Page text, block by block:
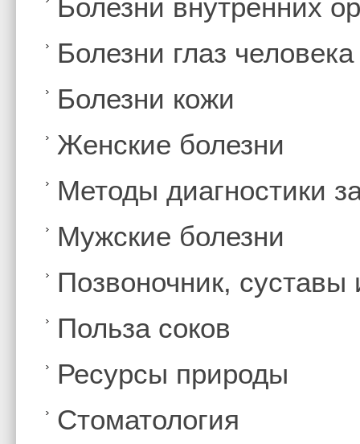
Болезни внутренних
Болезни глаз человека
Болезни кожи
Женские болезни
Методы диагностики
Мужские болезни
Позвоночник,
Польза соков
Ресурсы природы
Стоматология